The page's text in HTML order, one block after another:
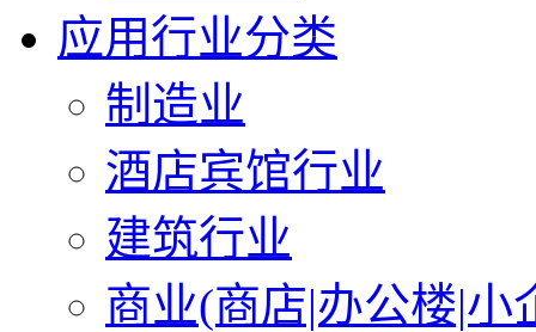
应用行业分类
制造业
酒店宾馆行业
建筑行业
商业(商店|办公楼|小